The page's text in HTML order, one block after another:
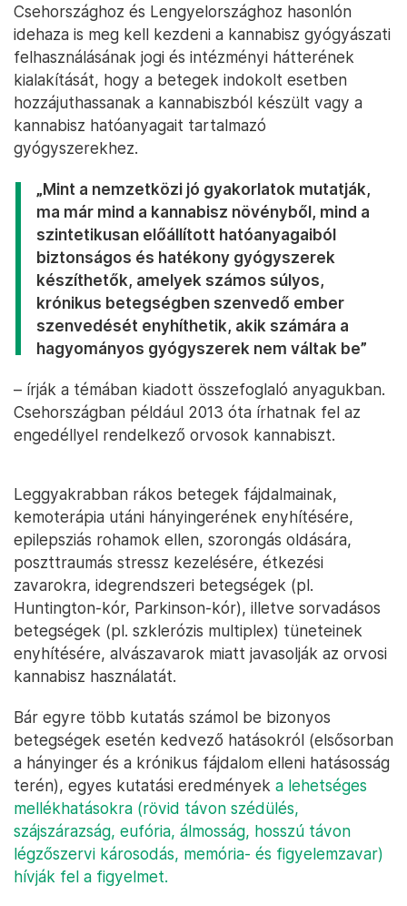
Csehországhoz és Lengyelországhoz hasonlón
idehaza is meg kell kezdeni a kannabisz gyógyászati
felhasználásának jogi és intézményi hátterének
kialakítását, hogy a betegek indokolt esetben
hozzájuthassanak a kannabiszból készült vagy a
kannabisz hatóanyagait tartalmazó
gyógyszerekhez.
„Mint a nemzetközi jó gyakorlatok mutatják,
ma már mind a kannabisz növényből, mind a
szintetikusan előállított hatóanyagaiból
biztonságos és hatékony gyógyszerek
készíthetők, amelyek számos súlyos,
krónikus betegségben szenvedő ember
szenvedését enyhíthetik, akik számára a
hagyományos gyógyszerek nem váltak be”
– írják a témában kiadott összefoglaló anyagukban.
Csehországban például 2013 óta írhatnak fel az
engedéllyel rendelkező orvosok kannabiszt.
Leggyakrabban rákos betegek fájdalmainak,
kemoterápia utáni hányingerének enyhítésére,
epilepsziás rohamok ellen, szorongás oldására,
poszttraumás stressz kezelésére, étkezési
zavarokra, idegrendszeri betegségek (pl.
Huntington-kór, Parkinson-kór), illetve sorvadásos
betegségek (pl. szklerózis multiplex) tüneteinek
enyhítésére, alvászavarok miatt javasolják az orvosi
kannabisz használatát.
Bár egyre több kutatás számol be bizonyos
betegségek esetén kedvező hatásokról (elsősorban
a hányinger és a krónikus fájdalom elleni hatásosság
terén), egyes kutatási eredmények a lehetséges
mellékhatásokra (rövid távon szédülés,
szájszárazság, eufória, álmosság, hosszú távon
légzőszervi károsodás, memória- és figyelemzavar)
hívják fel a figyelmet.